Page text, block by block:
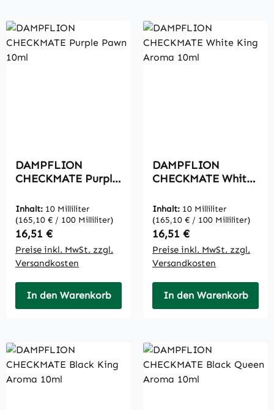
DAMPFLION
CHECKMATE Purple
Inhalt: 10 Milliliter
(165,10 € / 100 Milliliter)
Regulärer Preis:
16,51 €
Preise inkl. MwSt. zzgl.
Versandkosten
In den Warenkorb
DAMPFLION
CHECKMATE White
Inhalt: 10 Milliliter
(165,10 € / 100 Milliliter)
Regulärer Preis:
16,51 €
Preise inkl. MwSt. zzgl.
Versandkosten
In den Warenkorb